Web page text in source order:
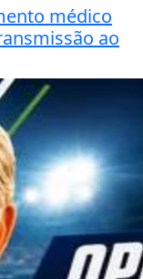
médico
ao